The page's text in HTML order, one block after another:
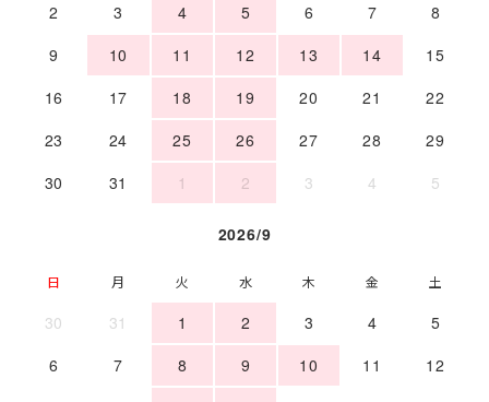
2
3 4 5 6 7
8
9
10 11 12 13 14
15
16
17 18 19 20 21
22
23
24 25 26 27 28
29
30
31 1 2 3 4 5
2026/9
日 月 火 水 木 金 土
30 31 1 2 3 4
5
6
7 8 9 10 11
12